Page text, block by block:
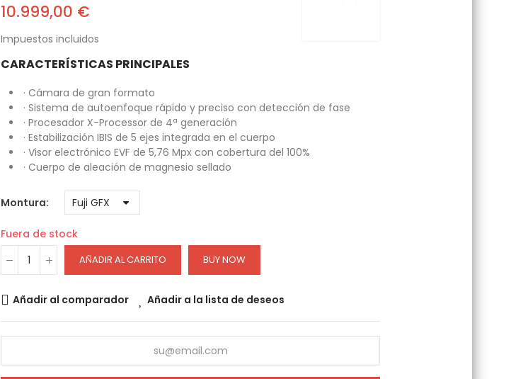
10.999,00 €
Impuestos incluidos
CARACTERÍSTICAS PRINCIPALES
· Cámara de gran formato
· Sistema de autoenfoque rápido y preciso con detección de fase
· Procesador X-Processor de 4ª generación
· Estabilización IBIS de 5 ejes integrada en el cuerpo
· Visor electrónico EVF de 5,76 Mpx con cobertura del 100%
· Cuerpo de aleación de magnesio sellado
Montura
Fuera de stock
AÑADIR AL CARRITO BUY NOW
Añadir al comparador Añadir a la lista de deseos